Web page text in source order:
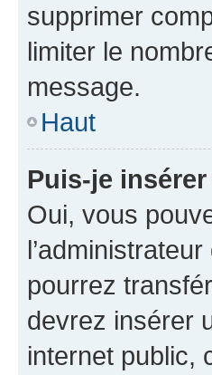
supprimer
limiter le
message.
Haut
Puis-je
Oui, vous
pourrez
devrez insérer
internet public,